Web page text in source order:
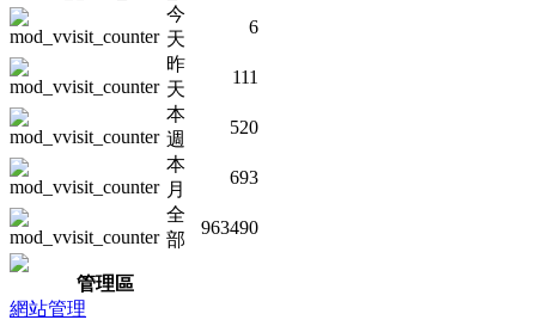
今
天
6
昨
天
111
本
週
520
本
月
693
全
部
963490
管理區
網站管理